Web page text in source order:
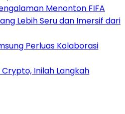
Menonton FIFA
Lebih Seru dan Imersif dari
Perluas Kolaborasi
Inilah Langkah